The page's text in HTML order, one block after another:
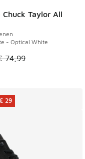
aanbieding Prijs
Chuck Taylor All
- Optical White
is in de uitverkoop.
74,99
29
29